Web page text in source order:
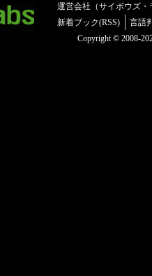
運営会社（サイボウズ・
新着ブック(RSS)
言語
Copyright © 2008-